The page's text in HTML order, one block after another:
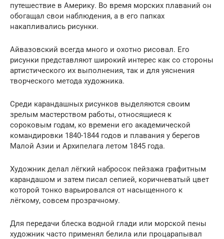
путешествие в Америку. Во время морских плаваний он
обогащал свои наблюдения, а в его папках
накапливались рисунки.
Айвазовский всегда много и охотно рисовал. Его
рисунки представляют широкий интерес как со стороны
артистического их выполнения, так и для уяснения
творческого метода художника.
Среди карандашных рисунков выделяются своим
зрелым мастерством работы, относящиеся к
сороковым годам, ко времени его академической
командировки 1840-1844 годов и плавания у берегов
Малой Азии и Архипелага летом 1845 года.
Художник делал лёгкий набросок пейзажа графитным
карандашом и затем писал сепией, коричневатый цвет
которой тонко варьировался от насыщенного к
лёгкому, совсем прозрачному.
Для передачи блеска водной глади или морской пены
художник часто применял белила или процарапывал